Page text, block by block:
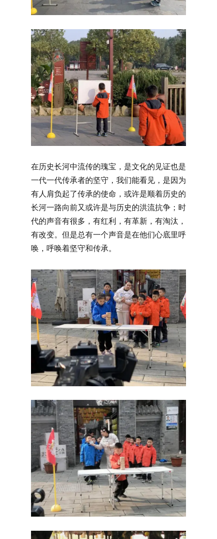
在历史长河中流传的瑰宝，是文化的见证也是
一代一代传承者的坚守，我们能看见，是因为
有人肩负起了传承的使命，或许是顺着历史的
长河一路向前又或许是与历史的洪流抗争；时
代的声音有很多，有红利，有革新，有淘汰，
有改变。但是总有一个声音是在他们心底里呼
唤，呼唤着坚守和传承。